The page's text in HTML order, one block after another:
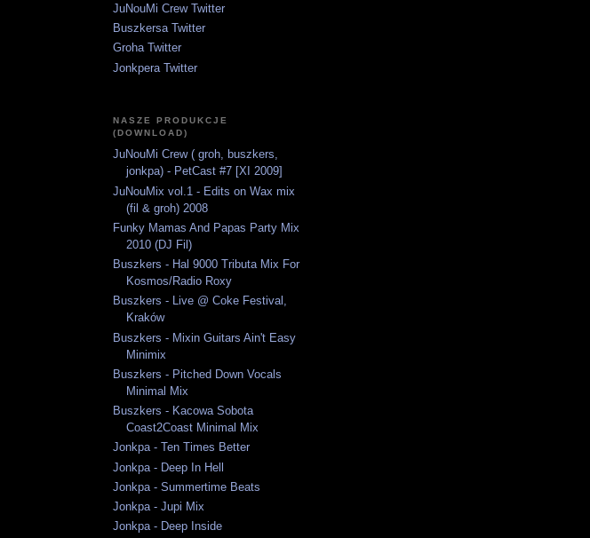
JuNouMi Crew Twitter
Buszkersa Twitter
Groha Twitter
Jonkpera Twitter
NASZE PRODUKCJE
(DOWNLOAD)
JuNouMi Crew ( groh, buszkers,
jonkpa) - PetCast #7 [XI 2009]
JuNouMix vol.1 - Edits on Wax mix
(fil & groh) 2008
Funky Mamas And Papas Party Mix
2010 (DJ Fil)
Buszkers - Hal 9000 Tributa Mix For
Kosmos/Radio Roxy
Buszkers - Live @ Coke Festival,
Kraków
Buszkers - Mixin Guitars Ain't Easy
Minimix
Buszkers - Pitched Down Vocals
Minimal Mix
Buszkers - Kacowa Sobota
Coast2Coast Minimal Mix
Jonkpa - Ten Times Better
Jonkpa - Deep In Hell
Jonkpa - Summertime Beats
Jonkpa - Jupi Mix
Jonkpa - Deep Inside